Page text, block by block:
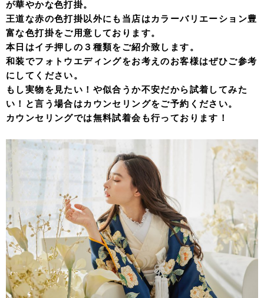
が華やかな色打掛。
王道な赤の色打掛以外にも当店はカラーバリエーション豊
富な色打掛をご用意しております。
本日はイチ押しの３種類をご紹介致します。
和装でフォトウエディングをお考えのお客様はぜひご参考
にしてください。
もし実物を見たい！や似合うか不安だから試着してみた
い！と言う場合はカウンセリングをご予約ください。
カウンセリングでは無料試着会も行っております！